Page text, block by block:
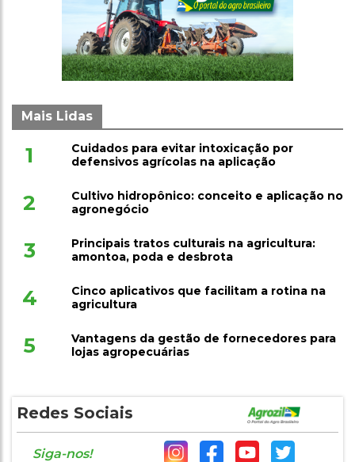
Mais Lidas
1
Cuidados para evitar intoxicação por
defensivos agrícolas na aplicação
2
Cultivo hidropônico: conceito e aplicação no
agronegócio
3
Principais tratos culturais na agricultura:
amontoa, poda e desbrota
4
Cinco aplicativos que facilitam a rotina na
agricultura
5
Vantagens da gestão de fornecedores para
lojas agropecuárias
Redes Sociais
Siga-nos!